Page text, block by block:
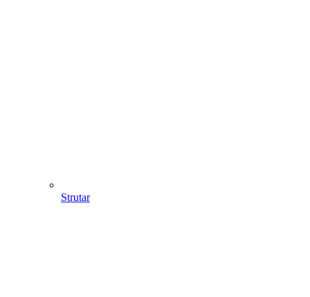
Strutar